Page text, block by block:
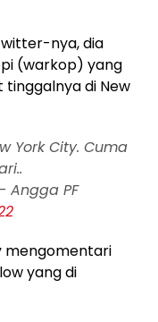
nya, dia
(warkop) yang
di New
York City. Cuma
Angga PF
mengomentari
yang di